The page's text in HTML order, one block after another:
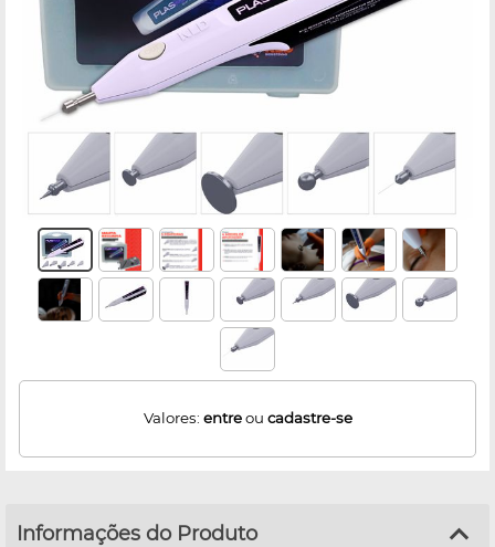
Valores: entreou cadastre-se
Informações do Produto